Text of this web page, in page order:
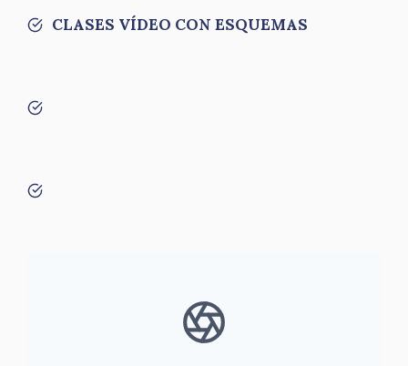
CLASES VÍDEO CON ESQUEMAS